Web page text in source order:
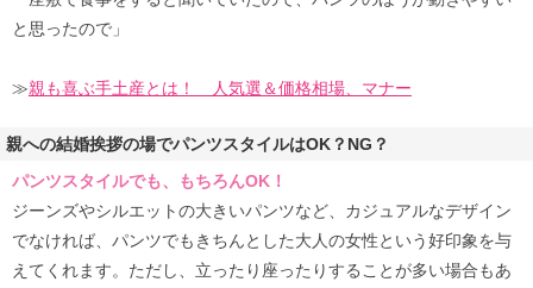
と思ったので」
≫親も喜ぶ手土産とは！ 人気選＆価格相場、マナー
親への結婚挨拶の場でパンツスタイルはOK？NG？
パンツスタイルでも、もちろんOK！
ジーンズやシルエットの大きいパンツなど、カジュアルなデザイン
でなければ、パンツでもきちんとした大人の女性という好印象を与
えてくれます。ただし、立ったり座ったりすることが多い場合もあ